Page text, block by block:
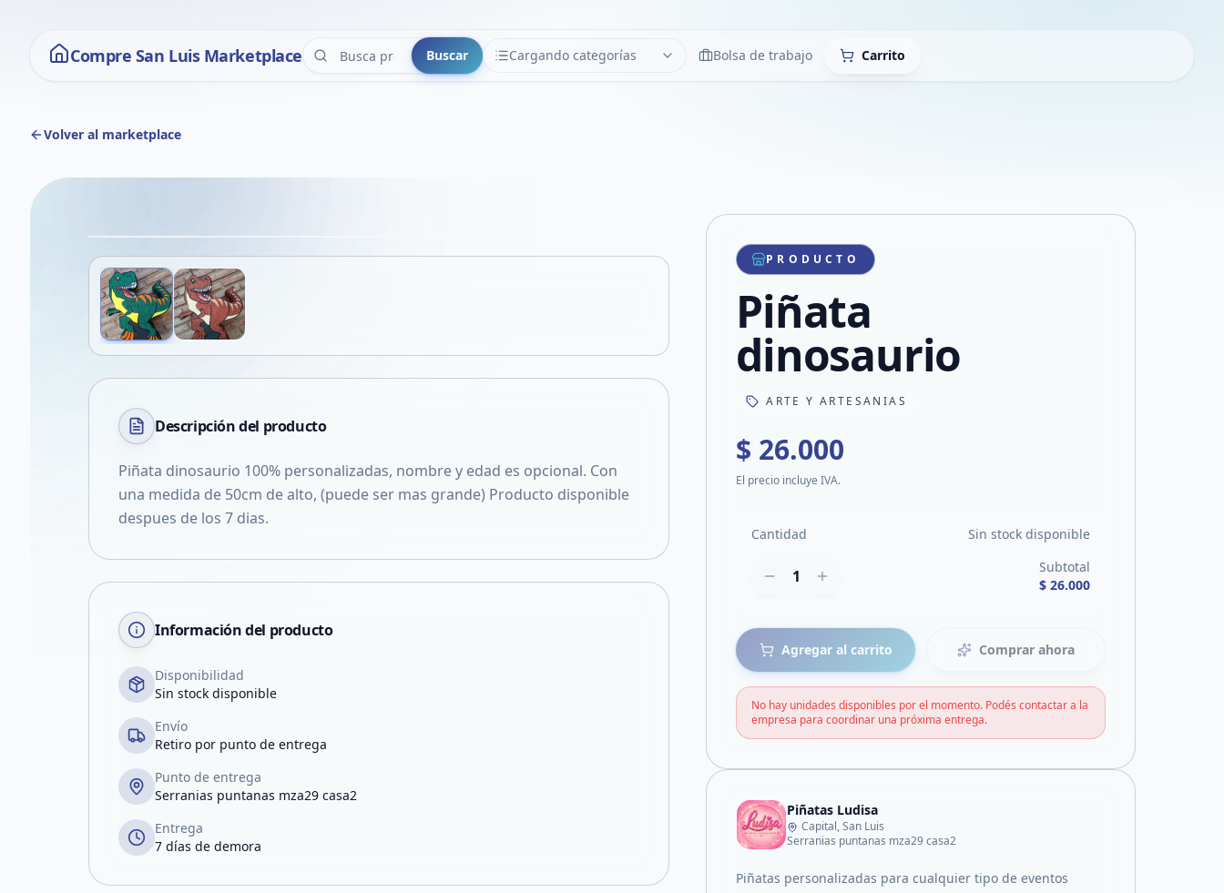
Compre San Luis Marketplace Buscar Cargando categorías
CATEGORÍAS LimpiarBolsa de trabajo Carrito
Volver al marketplace
Compartir producto
Compartir por WhatsApp
Compartir por mail
Compartir en Facebook
Compartir en X
Descripción del producto
Piñata dinosaurio 100% personalizadas, nombre y edad es opcional. Con
una medida de 50cm de alto, (puede ser mas grande) Producto disponible
despues de los 7 dias.
Información del producto
Disponibilidad
Sin stock disponible
Envío
Retiro por punto de entrega
Punto de entrega
Serranias puntanas mza29 casa2
Entrega
7 días de demora
PRODUCTO
Piñata
dinosaurio
ARTE Y ARTESANIAS
$ 26.000
El precio incluye IVA.
Cantidad Sin stock disponible
1
Subtotal
$ 26.000
Agregar al carrito Comprar ahora
No hay unidades disponibles por el momento. Podés contactar a la
empresa para coordinar una próxima entrega.
Piñatas Ludisa
Capital, San Luis
Serranias puntanas mza29 casa2
Piñatas personalizadas para cualquier tipo de eventos